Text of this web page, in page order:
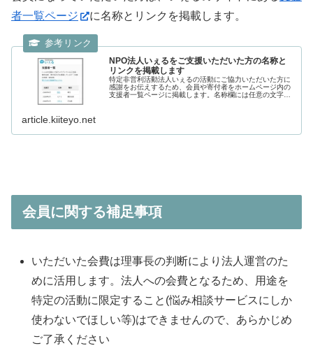
者一覧ページ
に名称とリンクを掲載します。
NPO法人いぇるをご支援いただいた方の名称と
リンクを掲載します
特定非営利活動法人いぇるの活動にご協力いただいた方に
感謝をお伝えするため、会員や寄付者をホームページ内の
支援者一覧ページに掲載します。名称欄には任意の文字と
article.kiiteyo.net
会員に関する補足事項
いただいた会費は理事長の判断により法人運営のた
めに活用します。法人への会費となるため、用途を
特定の活動に限定すること(悩み相談サービスにしか
使わないでほしい等)はできませんので、あらかじめ
ご了承ください